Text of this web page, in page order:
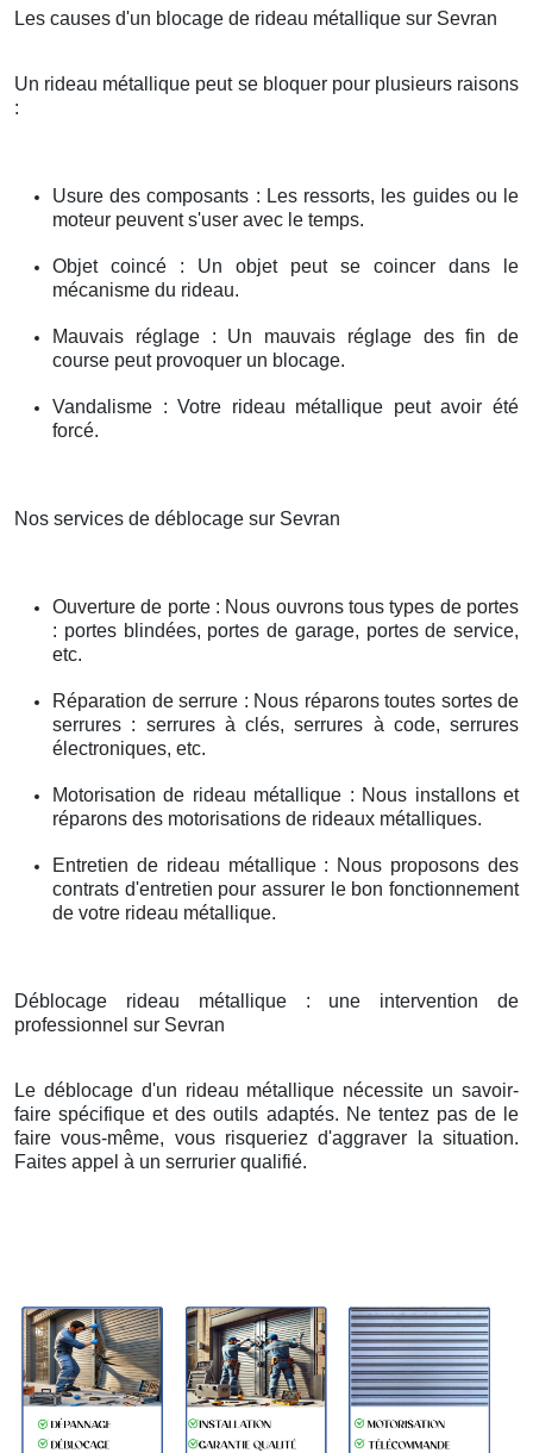
Les causes d'un blocage de rideau métallique sur Sevran
Un rideau métallique peut se bloquer pour plusieurs raisons
:
Usure des composants : Les ressorts, les guides ou le
moteur peuvent s'user avec le temps.
Objet coincé : Un objet peut se coincer dans le
mécanisme du rideau.
Mauvais réglage : Un mauvais réglage des fin de
course peut provoquer un blocage.
Vandalisme : Votre rideau métallique peut avoir été
forcé.
Nos services de déblocage sur Sevran
Ouverture de porte : Nous ouvrons tous types de portes
: portes blindées, portes de garage, portes de service,
etc.
Réparation de serrure : Nous réparons toutes sortes de
serrures : serrures à clés, serrures à code, serrures
électroniques, etc.
Motorisation de rideau métallique : Nous installons et
réparons des motorisations de rideaux métalliques.
Entretien de rideau métallique : Nous proposons des
contrats d'entretien pour assurer le bon fonctionnement
de votre rideau métallique.
Déblocage rideau métallique : une intervention de
professionnel sur Sevran
Le déblocage d'un rideau métallique nécessite un savoir-
faire spécifique et des outils adaptés. Ne tentez pas de le
faire vous-même, vous risqueriez d'aggraver la situation.
Faites appel à un serrurier qualifié.